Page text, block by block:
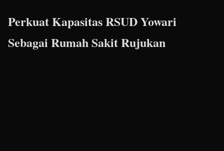
Perkuat Kapasitas RSUD Yowari
Sebagai Rumah Sakit Rujukan